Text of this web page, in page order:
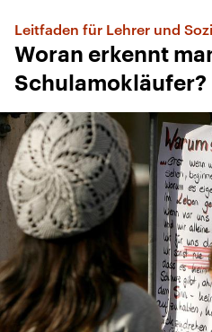
Leitfaden für Lehrer und
Woran erkennt
Schulamokläufer?